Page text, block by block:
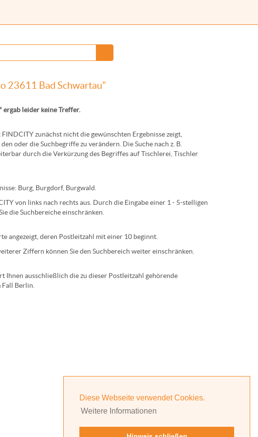
Diese Webseite verwendet Cookies.
Weitere Informationen
23611 Bad Schwartau"
ergab leider keine Treffer.
zunächst nicht die gewünschten Ergebnisse zeigt,
oder die Suchbegriffe zu verändern. Die Suche nach z. B.
durch die Verkürzung des Begriffes aufTischlerei Tischler
Burg Burgdorf, Burgwald.
von links nach rechts aus. Durch die Eingabe einer 1 - 5-stelligen
die Suchbereiche einschränken.
angezeigt, deren Postleitzahl mit einer 10 beginnt.
Ziffern können Sie den Suchbereich weiter einschränken.
Ihnen ausschließlich die zu dieser Postleitzahl gehörende
Berlin.